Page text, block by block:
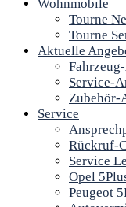
Wohnmobile
Tourne
Tourne
Aktuelle
Service-
Zubehör-
Service
Rückruf-
Service
Opel
Peugeot